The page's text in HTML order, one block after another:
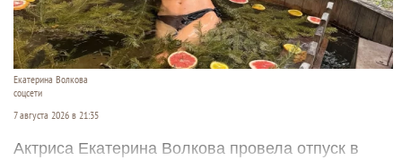
Екатерина Волкова
соцсети
7 августа 2026 в 21:35
Актриса Екатерина Волкова провела отпуск в